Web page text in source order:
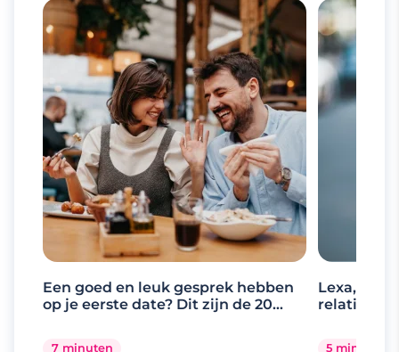
Een goed en leuk gesprek hebben
op je eerste date? Dit zijn de 20
7 minuten
Lexa, de
relaties
5 minuten